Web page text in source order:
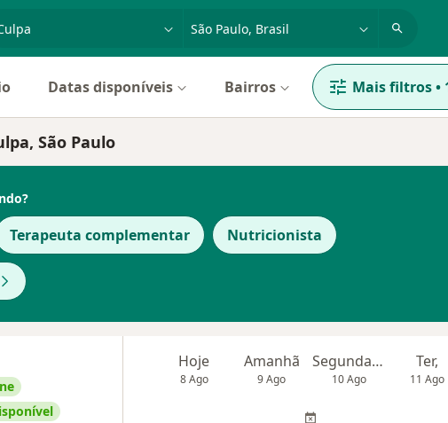
Datas disponíveis Bairros Mais filtros•
São Paulo
Terapeuta complementar Nutricionista
Hoje
8 Ago
Amanhã
9 Ago
Segunda-feira
10 Ago
Ter,
11 Ago